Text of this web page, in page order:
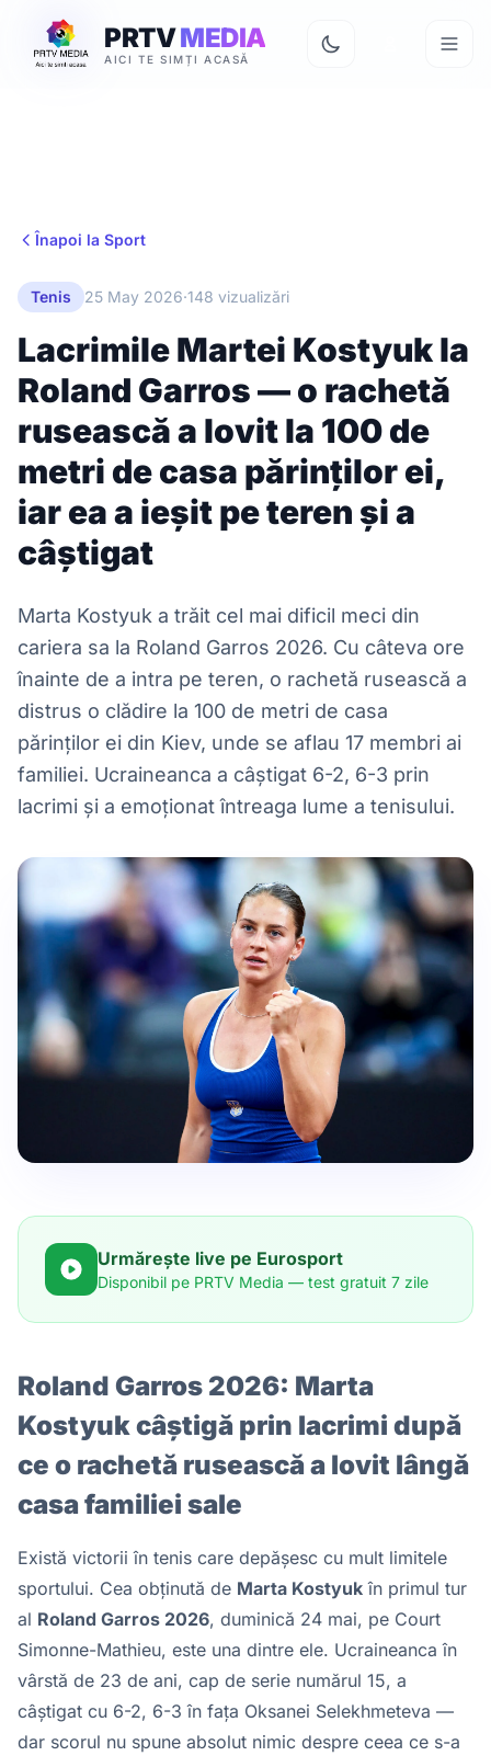
PRTVMEDIA
AICI TE SIMȚI ACASĂ
Înapoi la Sport
Tenis 25 May 2026·148 vizualizări
Lacrimile Martei Kostyuk la
Roland Garros — o rachetă
rusească a lovit la 100 de
metri de casa părinților ei,
iar ea a ieșit pe teren și a
câștigat
Marta Kostyuk a trăit cel mai dificil meci din
cariera sa la Roland Garros 2026. Cu câteva ore
înainte de a intra pe teren, o rachetă rusească a
distrus o clădire la 100 de metri de casa
părinților ei din Kiev, unde se aflau 17 membri ai
familiei. Ucraineanca a câștigat 6-2, 6-3 prin
lacrimi și a emoționat întreaga lume a tenisului.
Urmărește live pe Eurosport
Disponibil pe PRTV Media — test gratuit 7 zile
Roland Garros 2026: Marta
Kostyuk câștigă prin lacrimi după
ce o rachetă rusească a lovit lângă
casa familiei sale
Există victorii în tenis care depășesc cu mult limitele
sportului. Cea obținută de Marta Kostyuk în primul tur
al Roland Garros 2026, duminică 24 mai, pe Court
Simonne-Mathieu, este una dintre ele. Ucraineanca în
vârstă de 23 de ani, cap de serie numărul 15, a
câștigat cu 6-2, 6-3 în fața Oksanei Selekhmeteva —
dar scorul nu spune absolut nimic despre ceea ce s-a